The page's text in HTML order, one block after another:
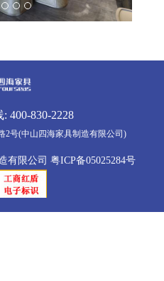
: 400-830-2228
2号(中山四海家具制造有限公司)
有限公司 粤ICP备05025284号